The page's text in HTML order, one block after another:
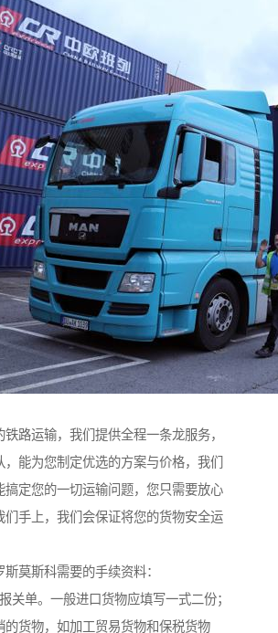
路运输，我们提供全程一条龙服务，
能为您制定优选的方案与价格，我们
搞定您的一切运输问题，您只需要放心
们手上，我们会保证将您的货物安全运
斯莫斯科需要的手续资料：
关单。一般进口货物应填写一式二份；
的货物，如加工贸易货物和保税货物